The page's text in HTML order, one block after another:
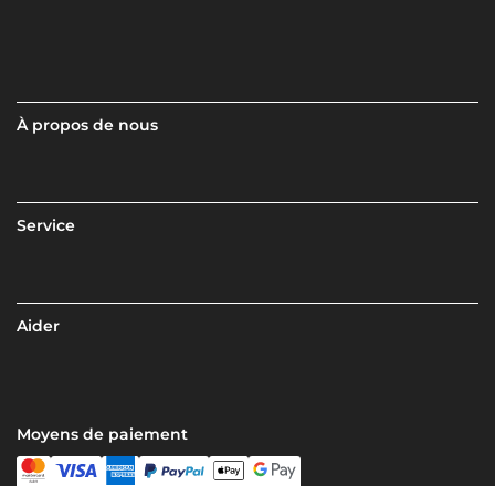
À propos de nous
Service
Aider
Moyens de paiement